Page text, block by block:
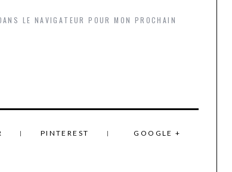
LE NAVIGATEUR POUR MON PROCHAIN
PINTEREST GOOGLE +